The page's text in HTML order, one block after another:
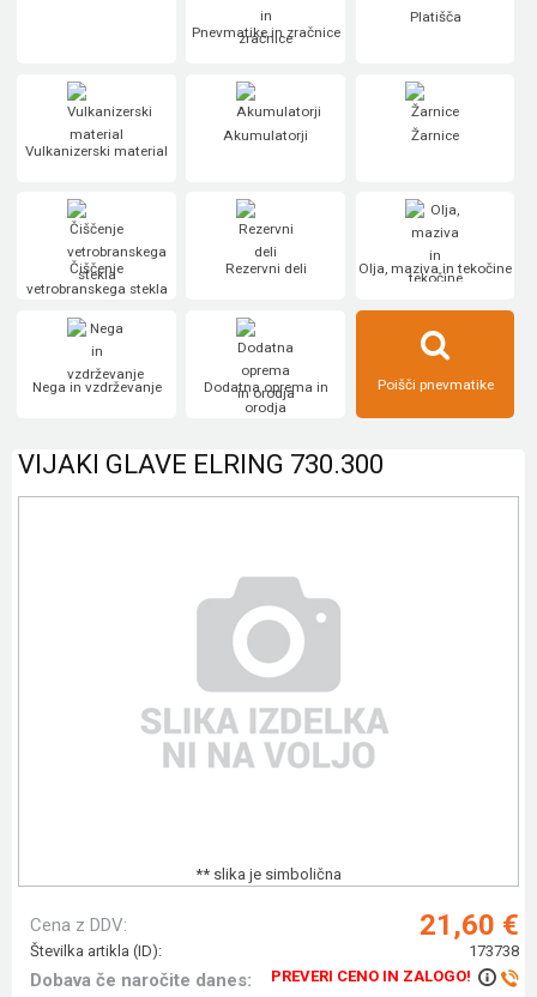
Pnevmatike in zračnice
Platišča
Vulkanizerski material
Akumulatorji Žarnice
Čiščenje
vetrobranskega stekla
Rezervni deli Olja, maziva in tekočine
Nega in vzdrževanje
Dodatna oprema in
orodja
Poišči pnevmatike
VIJAKI GLAVE ELRING 730.300
** slika je simbolična
Cena z DDV: 21,60 €
Številka artikla (ID): 173738
Dobava če naročite danes: PREVERI CENO IN ZALOGO!